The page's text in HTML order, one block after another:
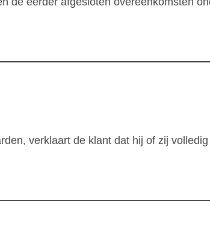
verklaart de klant dat hij of zij